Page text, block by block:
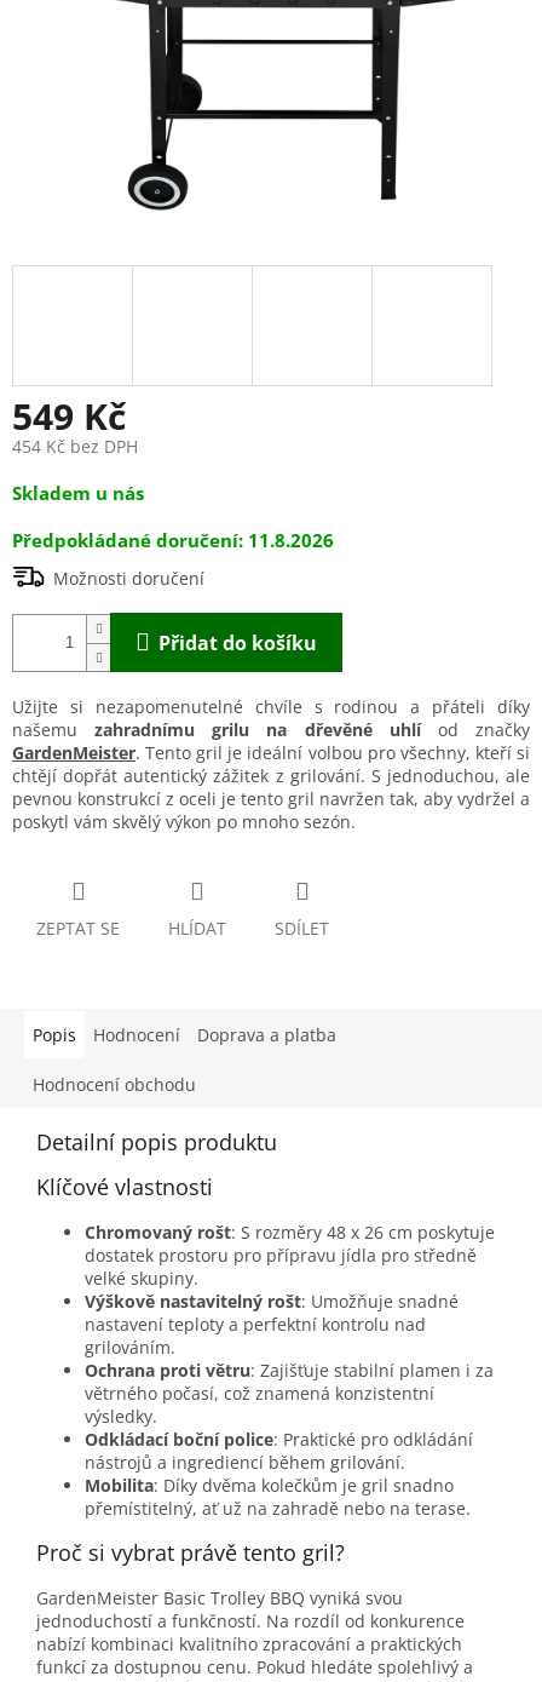
549 Kč
454 Kč bez DPH
Měrná
cena:
Skladem u nás
11.8.2026
Možnosti doručení
Přidat do košíku
Užijte si nezapomenutelné chvíle s rodinou a přáteli díky
našemuzahradnímu grilu na dřevěné uhlíod značky
GardenMeister. Tento gril je ideální volbou pro všechny, kteří si
chtějí dopřát autentický zážitek z grilování. S jednoduchou, ale
pevnou konstrukcí z oceli je tento gril navržen tak, aby vydržel a
poskytl vám skvělý výkon po mnoho sezón.
ZEPTAT SE HLÍDAT SDÍLET
Popis Hodnocení Doprava a platba
Hodnocení obchodu
Detailní popis produktu
Klíčové vlastnosti
Chromovaný rošt: S rozměry 48 x 26 cm poskytuje
dostatek prostoru pro přípravu jídla pro středně
velké skupiny.
Výškově nastavitelný rošt: Umožňuje snadné
nastavení teploty a perfektní kontrolu nad
grilováním.
Ochrana proti větru: Zajišťuje stabilní plamen i za
větrného počasí, což znamená konzistentní
výsledky.
Odkládací boční police: Praktické pro odkládání
nástrojů a ingrediencí během grilování.
Mobilita: Díky dvěma kolečkům je gril snadno
přemístitelný, ať už na zahradě nebo na terase.
Proč si vybrat právě tento gril?
GardenMeister Basic Trolley BBQ vyniká svou
jednoduchostí a funkčností. Na rozdíl od konkurence
nabízí kombinaci kvalitního zpracování a praktických
funkcí za dostupnou cenu. Pokud hledáte spolehlivý a